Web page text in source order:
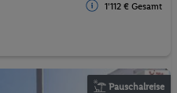
1'112 € Gesamt
Pauschalreise